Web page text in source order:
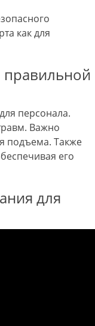
как для
персонала.
Важно
подъема. Также
его
для